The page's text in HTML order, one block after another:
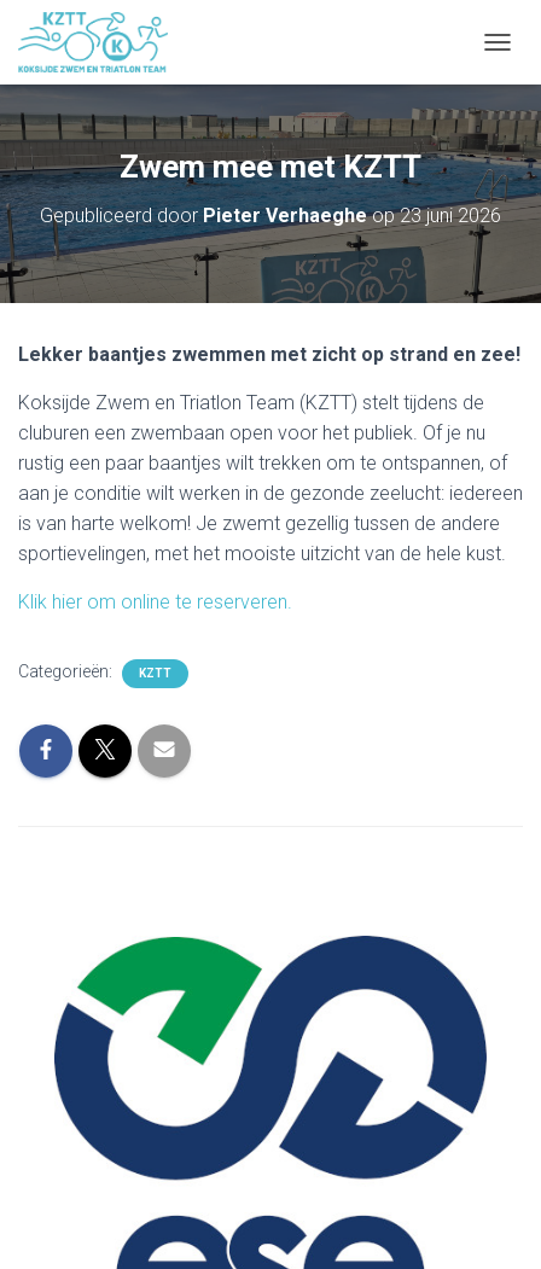
Zwem mee met KZTT
Gepubliceerd door Pieter Verhaegheop23 juni 2026
Lekker baantjes zwemmen met zicht op strand en zee!
Koksijde Zwem en Triatlon Team (KZTT) stelt tijdens de
cluburen een zwembaan open voor het publiek. Of je nu
rustig een paar baantjes wilt trekken om te ontspannen, of
aan je conditie wilt werken in de gezonde zeelucht: iedereen
is van harte welkom! Je zwemt gezellig tussen de andere
sportievelingen, met het mooiste uitzicht van de hele kust.
Klik hier om online te reserveren.
Categorieën: KZTT